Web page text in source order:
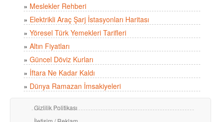
» Meslekler Rehberi
» Elektrikli Araç Şarj İstasyonları Haritası
» Yöresel Türk Yemekleri Tarifleri
» Altın Fiyatları
» Güncel Döviz Kurları
» İftara Ne Kadar Kaldı
» Dünya Ramazan İmsakiyeleri
Gizlilik Politikası